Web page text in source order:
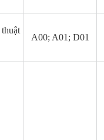
A00; A01; D01